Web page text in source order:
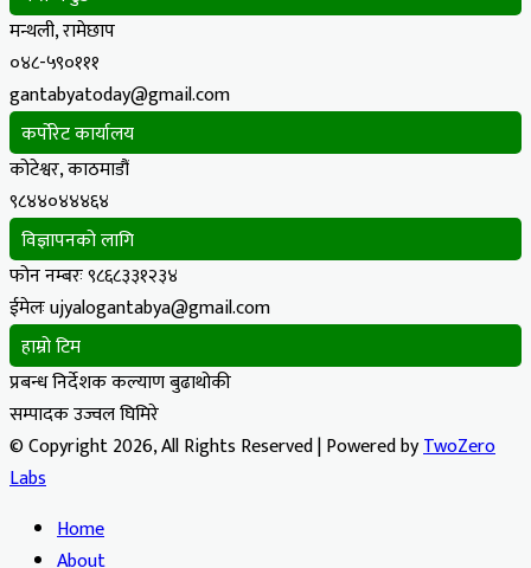
मन्थली, रामेछाप
०४८-५९०१११
gantabyatoday@gmail.com
कर्पोरेट कार्यालय
कोटेश्वर, काठमाडौं
९८४४०४४४६४
विज्ञापनको लागि
फोन नम्बरः ९८६८३३१२३४
ईमेलः ujyalogantabya@gmail.com
हाम्रो टिम
प्रबन्ध निर्देशक कल्याण बुढाथोकी
सम्पादक उज्वल घिमिरे
© Copyright 2026, All Rights Reserved | Powered byTwoZero
Labs
Home
About